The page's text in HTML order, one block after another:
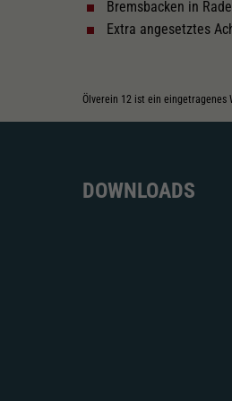
Bremsbacken in
Extra angesetztes
Ölverein 12 ist ein eingetragenes
DOWNLOADS